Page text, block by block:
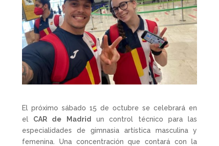
El próximo sábado 15 de octubre se celebrará en
el CAR de Madrid
un control técnico para las
especialidades de gimnasia artística masculina y
femenina. Una concentración que contará con la